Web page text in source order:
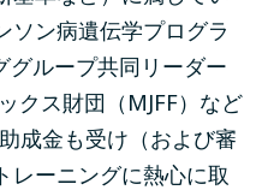
ソン病遺伝学プログラ
グループ共同リーダー
クス財団（MJFF）など
成金も受け（および審
レーニングに熱心に取